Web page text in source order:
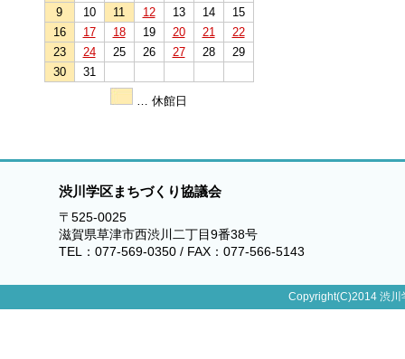
9
10 11 12 13 14
15
16
17 18 19 20 21
22
23
24 25 26 27 28
29
30
31
… 休館日
渋川学区まちづくり協議会
〒525-0025
滋賀県草津市西渋川二丁目9番38号
TEL：077-569-0350 / FAX：077-566-5143
Copyright(C)2014 渋川